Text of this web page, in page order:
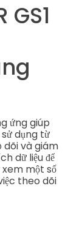
ứng giúp
dụng từ
dõi và giám
dữ liệu để
xem một số
theo dõi